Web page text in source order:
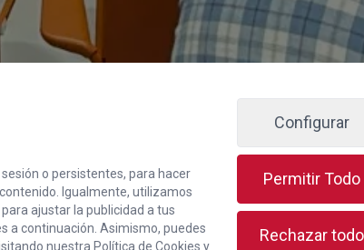
y Agenda 2030
o persistentes, para hacer
Igualmente, utilizamos
ajustar la publicidad a tus
a continuación. Asimismo, puedes
nuestra Política de Cookies y
Configurar
Permitir Todo
Rechazar todo